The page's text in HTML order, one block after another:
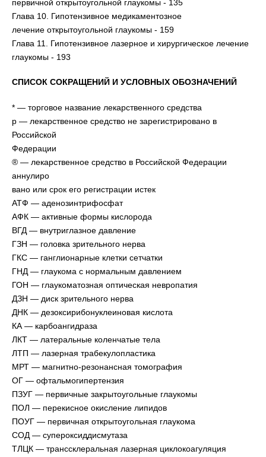
первичной открытоугольной глаукомы - 135
Глава 10. Гипотензивное медикаментозное
лечение открытоугольной глаукомы - 159
Глава 11. Гипотензивное лазерное и хирургическое лечение
глаукомы - 193
СПИСОК СОКРАЩЕНИЙ И УСЛОВНЫХ ОБОЗНАЧЕНИЙ
* — торговое название лекарственного средства
р — лекарственное средство не зарегистрировано в
Российской
Федерации
® — лекарственное средство в Российской Федерации
аннулиро
вано или срок его регистрации истек
АТФ — аденозинтрифосфат
АФК — активные формы кислорода
ВГД — внутриглазное давление
ГЗН — головка зрительного нерва
ГКС — ганглионарные клетки сетчатки
ГНД — глаукома с нормальным давлением
ГОН — глаукоматозная оптическая невропатия
ДЗН — диск зрительного нерва
ДНК — дезоксирибонуклеиновая кислота
КА — карбоангидраза
ЛКТ — латеральные коленчатые тела
ЛТП — лазерная трабекулопластика
МРТ — магнитно-резонансная томография
ОГ — офтальмогипертензия
ПЗУГ — первичные закрытоугольные глаукомы
ПОЛ — перекисное окисление липидов
ПОУГ — первичная открытоугольная глаукома
СОД — супероксиддисмутаза
ТЛЦК — транссклеральная лазерная циклокоагуляция